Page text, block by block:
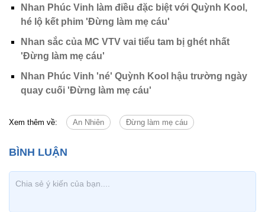
Nhan Phúc Vinh làm điều đặc biệt với Quỳnh Kool,
hé lộ kết phim 'Đừng làm mẹ cáu'
Nhan sắc của MC VTV vai tiểu tam bị ghét nhất
'Đừng làm mẹ cáu'
Nhan Phúc Vinh 'né' Quỳnh Kool hậu trường ngày
quay cuối 'Đừng làm mẹ cáu'
Xem thêm về: An Nhiên Đừng làm mẹ cáu